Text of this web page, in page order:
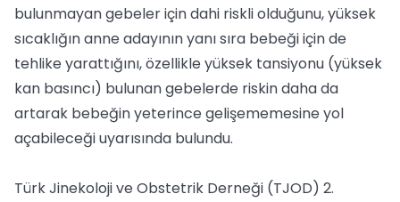
bulunmayan gebeler için dahi riskli olduğunu, yüksek
sıcaklığın anne adayının yanı sıra bebeği için de
tehlike yarattığını, özellikle yüksek tansiyonu (yüksek
kan basıncı) bulunan gebelerde riskin daha da
artarak bebeğin yeterince gelişememesine yol
açabileceği uyarısında bulundu.
Türk Jinekoloji ve Obstetrik Derneği (TJOD) 2.